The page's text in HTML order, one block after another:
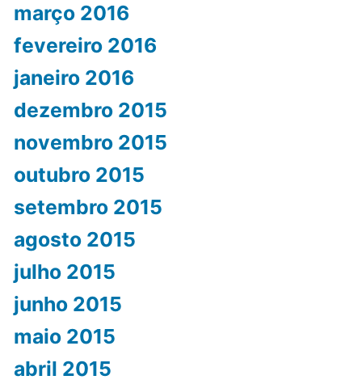
março 2016
fevereiro 2016
janeiro 2016
dezembro 2015
novembro 2015
outubro 2015
setembro 2015
agosto 2015
julho 2015
junho 2015
maio 2015
abril 2015